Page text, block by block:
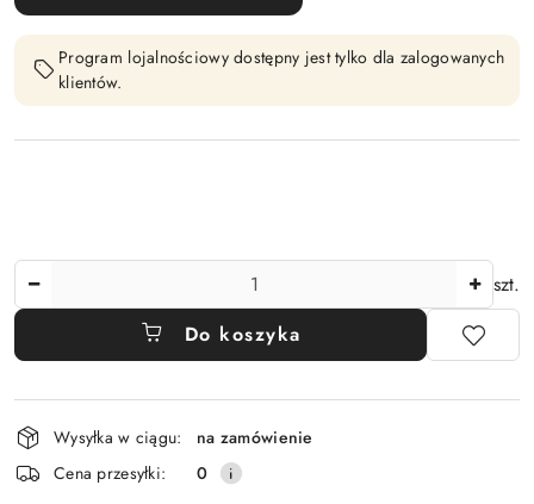
Program lojalnościowy dostępny jest tylko dla zalogowanych
klientów.
szt.
Do koszyka
Dostępność
i
dostawa
Wysyłka w ciągu:
na zamówienie
Cena przesyłki:
0